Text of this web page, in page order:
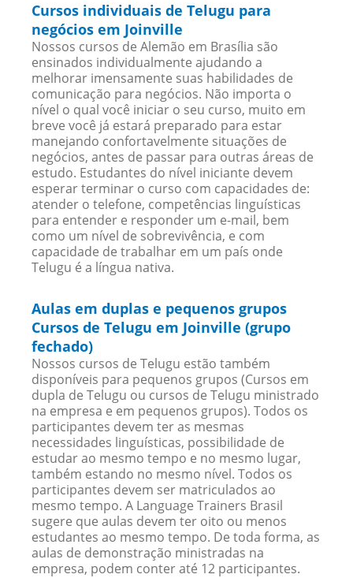
Cursos individuais de Telugu para
negócios em Joinville
Nossos cursos de Alemão em Brasília são
ensinados individualmente ajudando a
melhorar imensamente suas habilidades de
comunicação para negócios. Não importa o
nível o qual você iniciar o seu curso, muito em
breve você já estará preparado para estar
manejando confortavelmente situações de
negócios, antes de passar para outras áreas de
estudo. Estudantes do nível iniciante devem
esperar terminar o curso com capacidades de:
atender o telefone, competências linguísticas
para entender e responder um e-mail, bem
como um nível de sobrevivência, e com
capacidade de trabalhar em um país onde
Telugu é a língua nativa.
Aulas em duplas e pequenos grupos
Cursos de Telugu em Joinville (grupo
fechado)
Nossos cursos de Telugu estão também
disponíveis para pequenos grupos (Cursos em
dupla de Telugu ou cursos de Telugu ministrado
na empresa e em pequenos grupos). Todos os
participantes devem ter as mesmas
necessidades linguísticas, possibilidade de
estudar ao mesmo tempo e no mesmo lugar,
também estando no mesmo nível. Todos os
participantes devem ser matriculados ao
mesmo tempo. A Language Trainers Brasil
sugere que aulas devem ter oito ou menos
estudantes ao mesmo tempo. De toda forma, as
aulas de demonstração ministradas na
empresa, podem conter até 12 participantes.